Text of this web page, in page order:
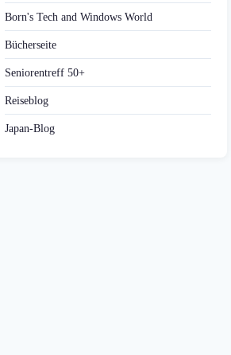
Born's Tech and Windows World
Bücherseite
Seniorentreff 50+
Reiseblog
Japan-Blog